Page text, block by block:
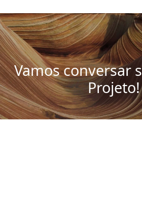
Vamos conversar
Projeto!